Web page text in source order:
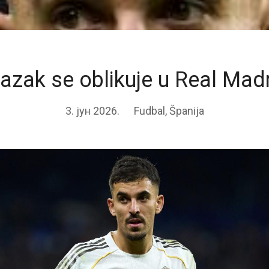
se oblikuje u Real
3. јун 2026. Fudbal ,Španija